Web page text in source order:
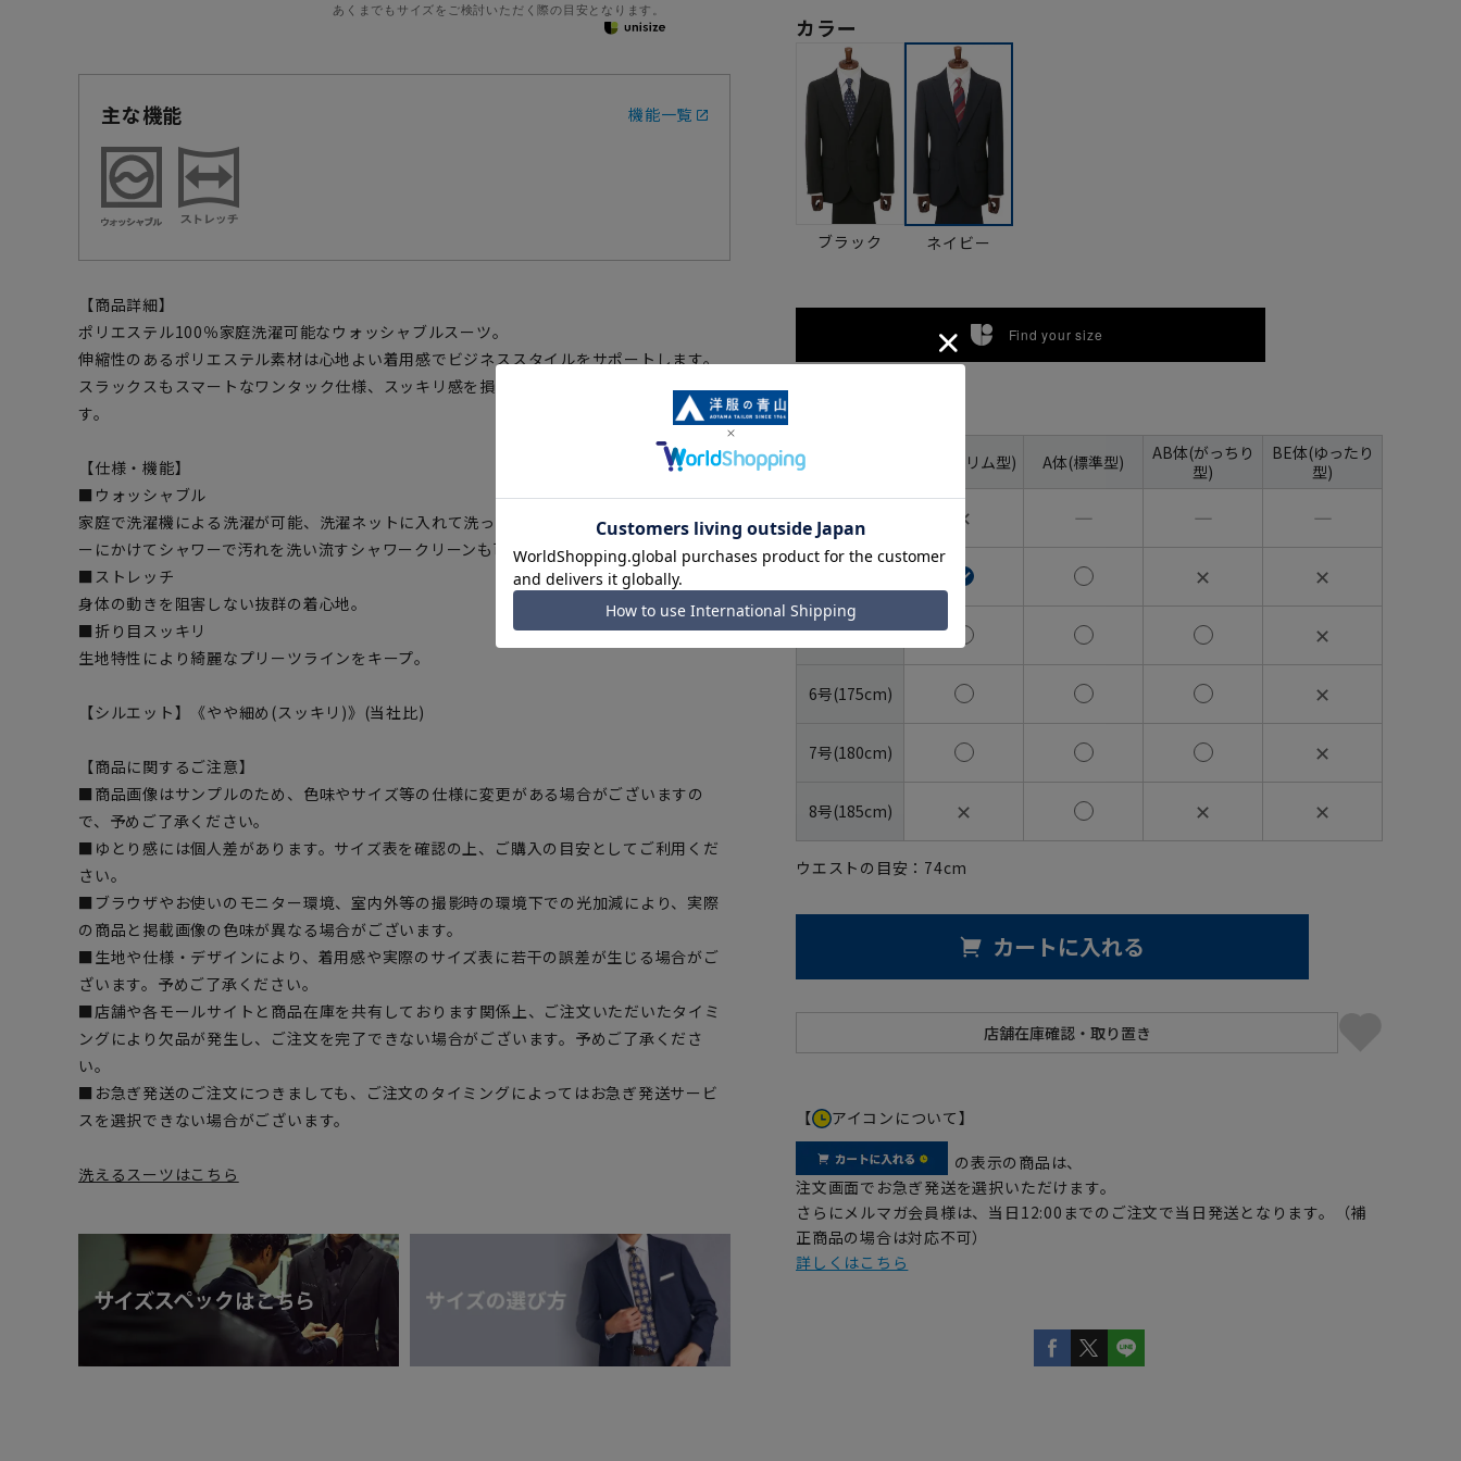
あくまでもサイズをご検討いただく際の目安となります。
主な機能 機能一覧
【商品詳細】
ポリエステル100％家庭洗濯可能なウォッシャブルスーツ。
伸縮性のあるポリエステル素材は心地よい着用感でビジネススタイルをサポートします。
スラックスもスマートなワンタック仕様、スッキリ感を損なわず程よいゆとりを与えま
す。
【仕様・機能】
■ウォッシャブル
家庭で洗濯機による洗濯が可能、洗濯ネットに入れて洗っていただけます。さらにハンガ
ーにかけてシャワーで汚れを洗い流すシャワークリーンも可能です。
■ストレッチ
身体の動きを阻害しない抜群の着心地。
■折り目スッキリ
生地特性により綺麗なプリーツラインをキープ。
【シルエット】《やや細め(スッキリ)》(当社比)
【商品に関するご注意】
■商品画像はサンプルのため、色味やサイズ等の仕様に変更がある場合がございますの
で、予めご了承ください。
■ゆとり感には個人差があります。サイズ表を確認の上、ご購入の目安としてご利用くだ
さい。
■ブラウザやお使いのモニター環境、室内外等の撮影時の環境下での光加減により、実際
の商品と掲載画像の色味が異なる場合がございます。
■生地や仕様・デザインにより、着用感や実際のサイズ表に若干の誤差が生じる場合がご
ざいます。予めご了承ください。
■店舗や各モールサイトと商品在庫を共有しております関係上、ご注文いただいたタイミ
ングにより欠品が発生し、ご注文を完了できない場合がございます。予めご了承くださ
い。
■お急ぎ発送のご注文につきましても、ご注文のタイミングによってはお急ぎ発送サービ
スを選択できない場合がございます。
洗えるスーツはこちら
カラー
ブラック ネイビー
Find your size
号数（身長） YA体(スリム型) A体(標準型)
AB体(がっちり
型)
BE体(ゆったり
型)
3号(160cm) ✕ ― ― ―
✕ ✕
5号(170cm) ✕
6号(175cm) ✕
7号(180cm) ✕
8号(185cm) ✕ ✕ ✕
ウエストの目安： 74cm
カートに入れる
【 アイコンについて】
の表示の商品は、
注文画面でお急ぎ発送を選択いただけます。
さらにメルマガ会員様は、当日12:00までのご注文で当日発送となります。（補
正商品の場合は対応不可）
詳しくはこちら